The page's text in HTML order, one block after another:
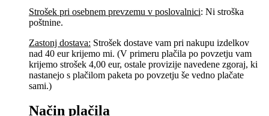
Strošek pri osebnem prevzemu v poslovalnici: Ni stroška
poštnine.
Zastonj dostava: Strošek dostave vam pri nakupu izdelkov
nad 40 eur krijemo mi. (V primeru plačila po povzetju vam
krijemo strošek 4,00 eur, ostale provizije navedene zgoraj, ki
nastanejo s plačilom paketa po povzetju še vedno plačate
sami.)
Način plačila